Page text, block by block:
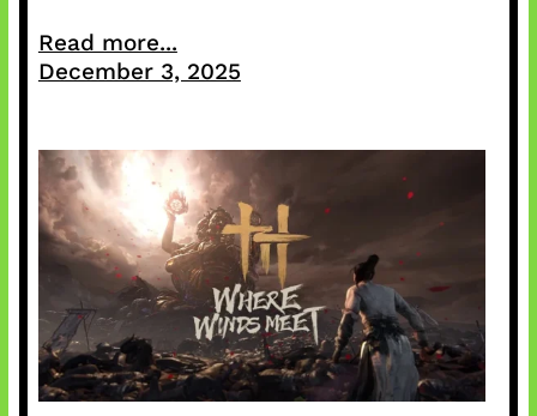
Read more...
December 3, 2025